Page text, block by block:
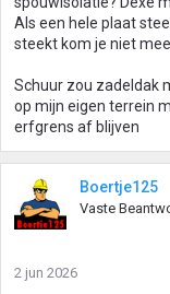
Als een hele plaat
steekt kom je niet
Schuur zou zadeldak
op mijn eigen terrein
erfgrens af blijven
Boertje125
Vaste
2 jun 2026